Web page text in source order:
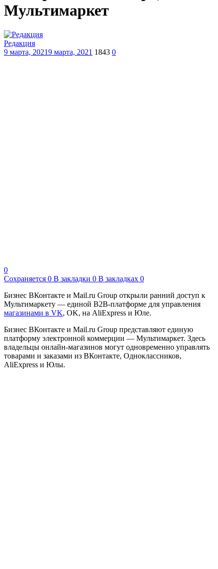
Мультимаркет
Редакция
9 марта, 20219 марта, 2021 1843 0
0
Сохраняется 0 В закладки 0 В закладках 0
Бизнес ВКонтакте и Mail.ru Group открыли ранний доступ к
Мультимаркету — единой B2B-платформе для управления
магазинами в VK, OK, на AliExpress и Юле.
Бизнес ВКонтакте и Mail.ru Group представляют единую
платформу электронной коммерции — Мультимаркет. Здесь
владельцы онлайн-магазинов могут одновременно управлять
товарами и заказами из ВКонтакте, Одноклассников,
AliExpress и Юлы.